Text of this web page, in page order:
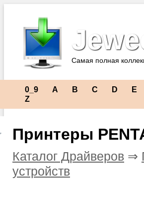
Самая полная
0_9 A B C D E
Z
Принтеры
Каталог Драйверов ⇒
устройств